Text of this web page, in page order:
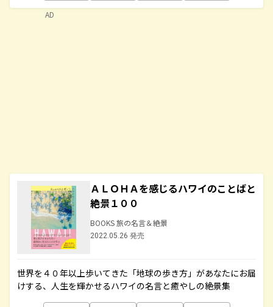
ＡＬＯＨＡを感じるハワイのことばと
絶景１００
BOOKS 旅の名言＆絶景
2022.05.26 発売
世界を４０年以上歩いてきた「地球の歩き方」があなたにお届
けする、人生を輝かせるハワイの名言と癒やしの絶景集
AD